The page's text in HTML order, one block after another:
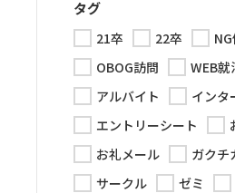
タグ
21卒 22卒
OBOG訪問
WEB就
アルバイト
インタ
エントリーシート
お礼メール
ガクチ
サークル
ゼミ